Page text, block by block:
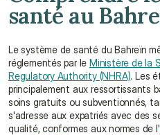
santé au
Le système de santé du Bahreïn
réglementés par le Ministère de la
Regulatory Authority (NHRA). Les
principalement aux ressortissants
soins gratuits ou subventionnés,
s'adresse aux expatriés avec des
qualité, conformes aux normes de l'